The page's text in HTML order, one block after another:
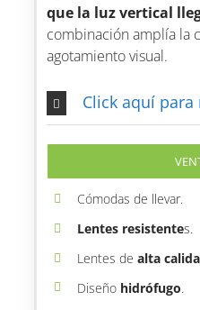
que la luz vertical
combinación amplía la
agotamiento visual.
Click aquí
Cómodas de llevar.
Lentes resistentes.
Lentes de alta
Diseño hidrófugo.